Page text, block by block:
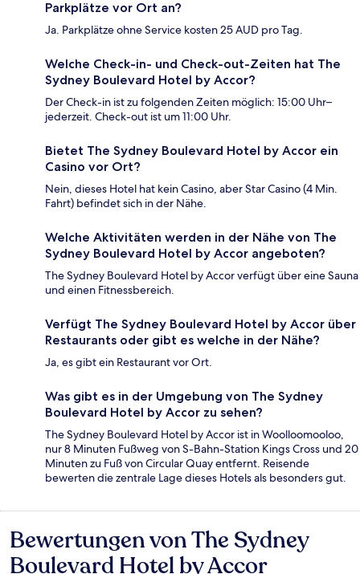
Parkplätze vor Ort an?
Ja. Parkplätze ohne Service kosten 25 AUD pro Tag.
Welche Check-in- und Check-out-Zeiten hat The
Sydney Boulevard Hotel by Accor?
Der Check-in ist zu folgenden Zeiten möglich: 15:00 Uhr–
jederzeit. Check-out ist um 11:00 Uhr.
Bietet The Sydney Boulevard Hotel by Accor ein
Casino vor Ort?
Nein, dieses Hotel hat kein Casino, aber Star Casino (4 Min.
Fahrt) befindet sich in der Nähe.
Welche Aktivitäten werden in der Nähe von The
Sydney Boulevard Hotel by Accor angeboten?
The Sydney Boulevard Hotel by Accor verfügt über eine Sauna
und einen Fitnessbereich.
Verfügt The Sydney Boulevard Hotel by Accor über
Restaurants oder gibt es welche in der Nähe?
Ja, es gibt ein Restaurant vor Ort.
Was gibt es in der Umgebung von The Sydney
Boulevard Hotel by Accor zu sehen?
The Sydney Boulevard Hotel by Accor ist in Woolloomooloo,
nur 8 Minuten Fußweg von S-Bahn-Station Kings Cross und 20
Minuten zu Fuß von Circular Quay entfernt. Reisende
bewerten die zentrale Lage dieses Hotels als besonders gut.
Bewertungen
Bewertungen von The Sydney
Boulevard Hotel by Accor